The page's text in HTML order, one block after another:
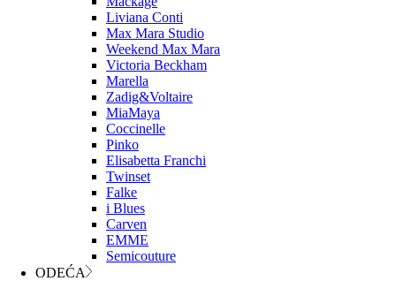
Liviana Conti
Max Mara Studio
Weekend Max Mara
Victoria Beckham
Marella
Zadig&Voltaire
MiaMaya
Coccinelle
Pinko
Elisabetta Franchi
Twinset
Falke
i Blues
Carven
EMME
Semicouture
ODEĆA